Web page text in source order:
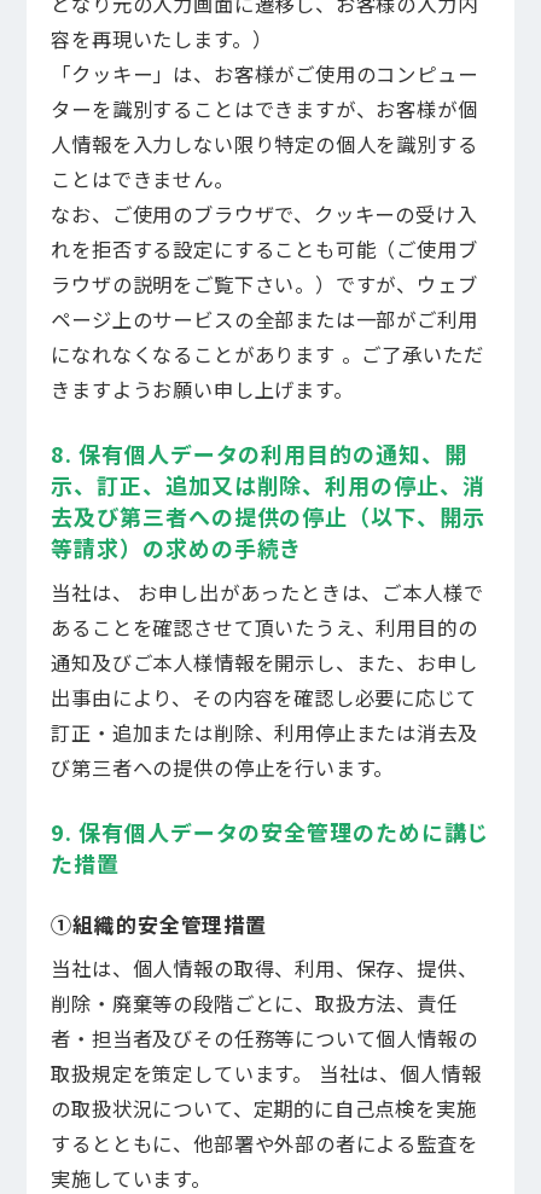
容を再現いたします。）
「クッキー」は、お客様がご使用のコンピュー
ターを識別することはできますが、お客様が個
人情報を入力しない限り特定の個人を識別する
ことはできません。
なお、ご使用のブラウザで、クッキーの受け入
れを拒否する設定にすることも可能（ご使用ブ
ラウザの説明をご覧下さい。）ですが、ウェブ
ページ上のサービスの全部または一部がご利用
になれなくなることがあります 。ご了承いただ
きますようお願い申し上げます。
8. 保有個人データの利用目的の通知、開
示、訂正、追加又は削除、利用の停止、消
去及び第三者への提供の停止（以下、開示
等請求）の求めの手続き
当社は、 お申し出があったときは、ご本人様で
あることを確認させて頂いたうえ、利用目的の
通知及びご本人様情報を開示し、また、お申し
出事由により、その内容を確認し必要に応じて
訂正・追加または削除、利用停止または消去及
び第三者への提供の停止を行います。
9. 保有個人データの安全管理のために講じ
た措置
①組織的安全管理措置
当社は、個人情報の取得、利用、保存、提供、
削除・廃棄等の段階ごとに、取扱方法、責任
者・担当者及びその任務等について個人情報の
取扱規定を策定しています。 当社は、個人情報
の取扱状況について、定期的に自己点検を実施
するとともに、他部署や外部の者による監査を
実施しています。